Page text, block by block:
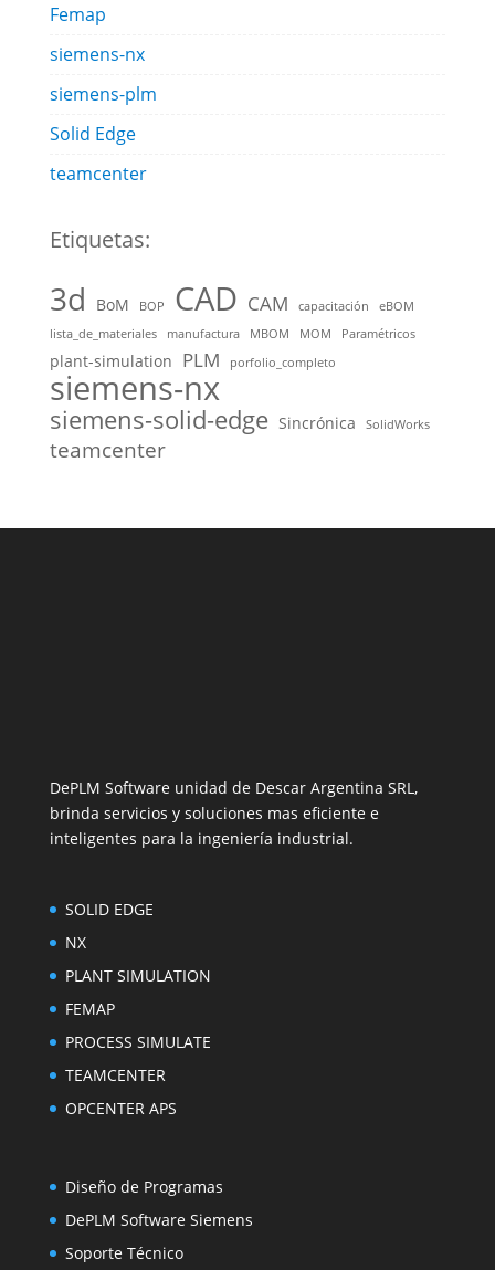
Femap
siemens-nx
siemens-plm
Solid Edge
teamcenter
Etiquetas:
3d BoM BOP CAD CAM capacitación
eBOM
lista_de_materiales
manufactura MBOM MOM Paramétricos
plant-simulation PLM porfolio_completo
siemens-nx
siemens-solid-edge Sincrónica SolidWorks
teamcenter
DePLM Software unidad de Descar Argentina SRL,
brinda servicios y soluciones mas eficiente e
inteligentes para la ingeniería industrial.
SOLID EDGE
NX
PLANT SIMULATION
FEMAP
PROCESS SIMULATE
TEAMCENTER
OPCENTER APS
Diseño de Programas
DePLM Software Siemens
Soporte Técnico